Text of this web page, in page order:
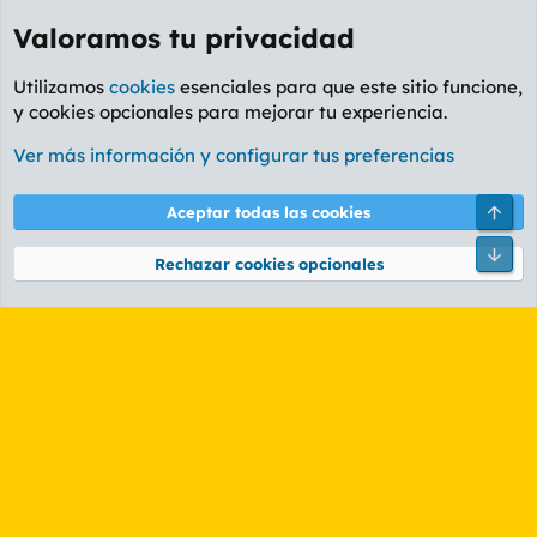
Foro General
Cookies
PL OLDSTYLE AMARILLO
Términos y reglas Política de privacidad Ayuda
Community platform by XenForo® © 2010-2026 XenForo Ltd.
Valoramos tu privacidad
Utilizamos cookies esenciales para que este sitio funcione,
y cookies opcionales para mejorar tu experiencia.
Ver más información y configurar tus preferencias
Aceptar todas las cookies
Rechazar cookies opcionales
Pie